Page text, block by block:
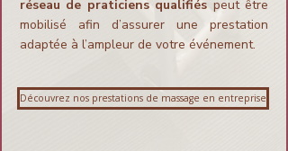
réseau de praticiens qualifiés peut être
mobilisé afin d’assurer une prestation
adaptée à l’ampleur de votre événement.
Découvrez nos prestations de massage en entreprise